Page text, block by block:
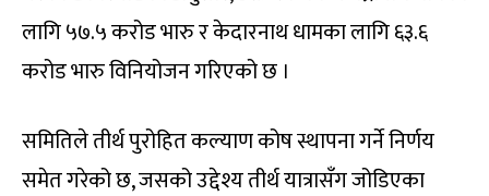
लागि ५७.५ करोड भारु र केदारनाथ धामका लागि ६३.६
करोड भारु विनियोजन गरिएको छ ।
समितिले तीर्थ पुरोहित कल्याण कोष स्थापना गर्ने निर्णय
समेत गरेको छ, जसको उद्देश्य तीर्थ यात्रासँग जोडिएका